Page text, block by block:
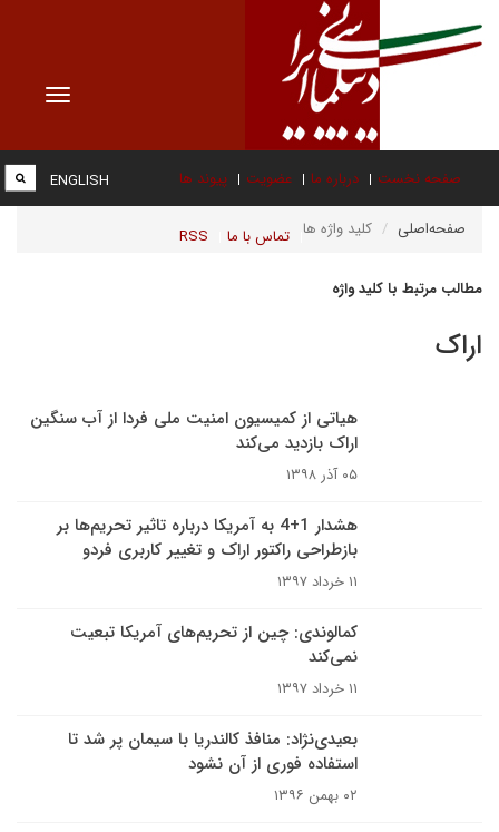
Toggle
صفحه نخست درباره ما عضویت پیوند ها
تماس با ما RSS
ENGLISH
صفحه‌اصلی کلید واژه ها
مطالب مرتبط با کلید واژه
اراک
هیاتی از کمیسیون امنیت ملی فردا از آب سنگین
اراک بازدید می‌کند
۰۵ آذر ۱۳۹۸
هشدار 1+4 به آمریکا درباره تاثیر تحریم‌ها بر
بازطراحی راکتور اراک و تغییر کاربری فردو
۱۱ خرداد ۱۳۹۷
کمالوندی: چین از تحریم‌های آمریکا تبعیت
نمی‌کند
۱۱ خرداد ۱۳۹۷
بعیدی‌نژاد: منافذ کالندریا با سیمان پر شد تا
استفاده فوری از آن نشود
۰۲ بهمن ۱۳۹۶